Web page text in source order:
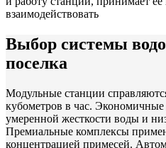
взаимодействовать
Выбор системы
поселка
Модульные станции
кубометров в час.
умеренной жесткости воды и
Премиальные комплексы
концентрацией примесей.